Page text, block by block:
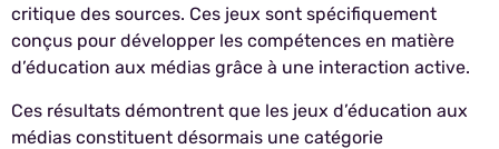
critique des sources. Ces jeux sont spécifiquement
conçus pour développer les compétences en matière
d’éducation aux médias grâce à une interaction active.
Ces résultats démontrent que les jeux d’éducation aux
médias constituent désormais une catégorie